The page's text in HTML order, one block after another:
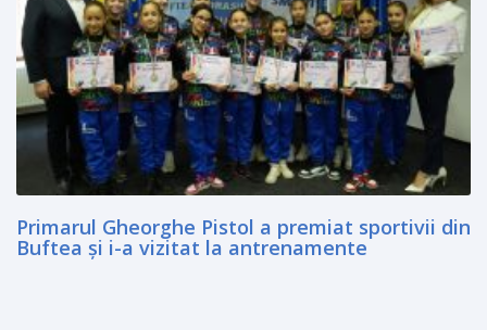
Primarul Gheorghe Pistol a premiat sportivii din
Buftea şi i-a vizitat la antrenamente